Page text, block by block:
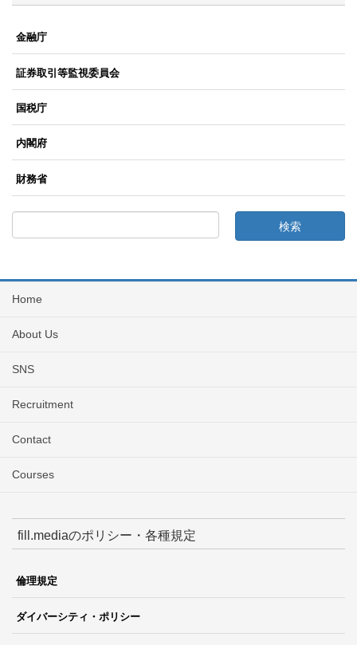
金融庁
証券取引等監視委員会
国税庁
内閣府
財務省
Home
About Us
SNS
Recruitment
Contact
Courses
fill.mediaのポリシー・各種規定
倫理規定
ダイバーシティ・ポリシー